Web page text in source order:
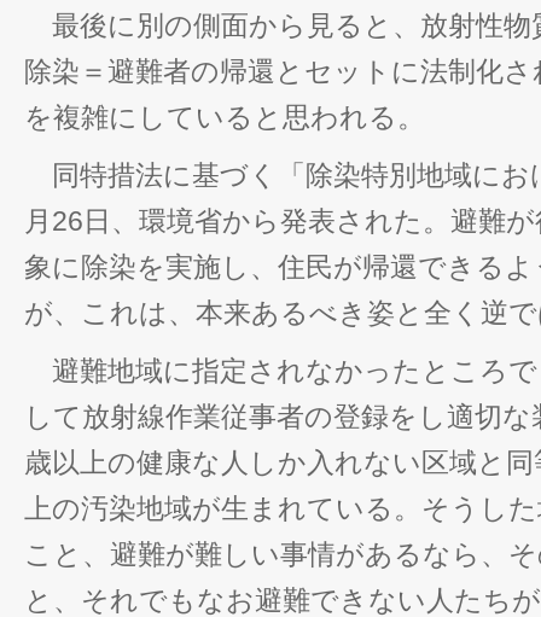
最後に別の側面から見ると、放射性物
除染＝避難者の帰還とセットに法制化
を複雑にしていると思われる。
同特措法に基づく「除染特別地域にお
月26日、環境省から発表された。避難
象に除染を実施し、住民が帰還できる
が、これは、本来あるべき姿と全く逆
避難地域に指定されなかったところ
して放射線作業従事者の登録をし適切
歳以上の健康な人しか入れない区域と
上の汚染地域が生まれている。そうし
こと、避難が難しい事情があるなら、
と、それでもなお避難できない人たち